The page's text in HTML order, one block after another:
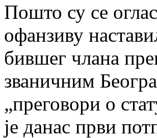
Пошто су се
офанзиву
бившег члана
званичним
„преговори о
је данас први